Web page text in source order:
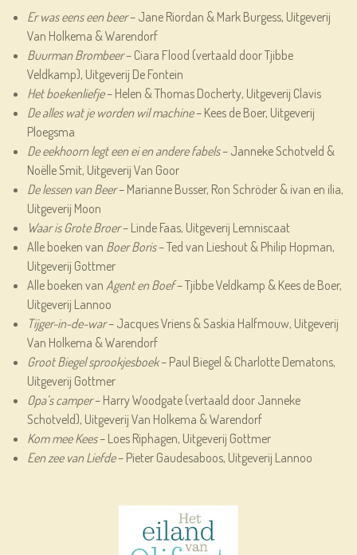
Er was eens een beer– Jane Riordan & Mark Burgess, Uitgeverij
Van Holkema & Warendorf
Buurman Brombeer– Ciara Flood (vertaald door Tjibbe
Veldkamp), Uitgeverij De Fontein
Het boekenliefje– Helen & Thomas Docherty, Uitgeverij Clavis
De alles wat je worden wil machine– Kees de Boer, Uitgeverij
Ploegsma
De eekhoorn legt een ei en andere fabels– Janneke Schotveld &
Noëlle Smit, Uitgeverij Van Goor
De lessen van Beer– Marianne Busser, Ron Schröder & ivan en ilia,
Uitgeverij Moon
Waar is Grote Broer– Linde Faas, Uitgeverij Lemniscaat
Alle boeken van Boer Boris– Ted van Lieshout & Philip Hopman,
Uitgeverij Gottmer
Alle boeken van Agent en Boef– Tjibbe Veldkamp & Kees de Boer,
Uitgeverij Lannoo
Tijger-in-de-war– Jacques Vriens & Saskia Halfmouw, Uitgeverij
Van Holkema & Warendorf
Groot Biegel sprookjesboek– Paul Biegel & Charlotte Dematons,
Uitgeverij Gottmer
Opa’s camper– Harry Woodgate (vertaald door Janneke
Schotveld), Uitgeverij Van Holkema & Warendorf
Kom mee Kees– Loes Riphagen, Uitgeverij Gottmer
Een zee van Liefde– Pieter Gaudesaboos, Uitgeverij Lannoo